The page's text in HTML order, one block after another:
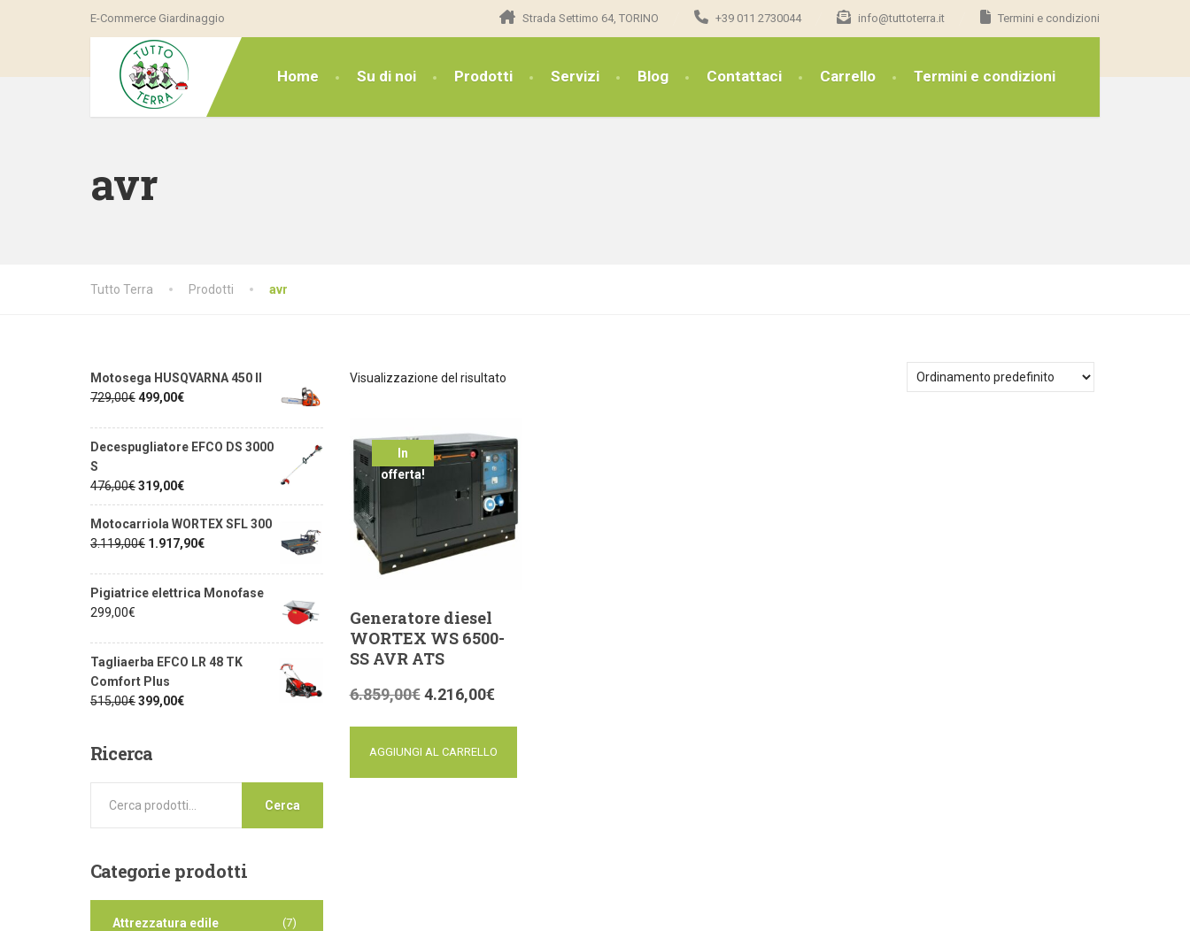
E-Commerce Giardinaggio Strada Settimo 64, TORINO +39 011 2730044 info@tuttoterra.it Termini e condizioni
Home Su di noi Prodotti Servizi Blog Contattaci Carrello Termini e condizioni
avr
Tutto Terra Prodotti avr
Visualizzazione del risultato
In
offerta!
Generatore diesel
WORTEX WS 6500-
SS AVR ATS
6.859,00€ 4.216,00€
AGGIUNGI AL CARRELLO
Motosega HUSQVARNA 450 II
729,00€499,00€
Decespugliatore EFCO DS 3000
S
476,00€319,00€
Motocarriola WORTEX SFL 300
3.119,00€ 1.917,90€
Pigiatrice elettrica Monofase
299,00€
Tagliaerba EFCO LR 48 TK
Comfort Plus
515,00€399,00€
Ricerca
Cerca
Categorieprodotti
Attrezzatura edile (7)